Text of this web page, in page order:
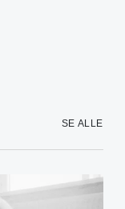
SE ALLE